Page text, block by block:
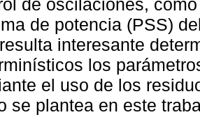
de oscilaciones,
de potencia (PSS)
interesante
los
el uso de los
se plantea en este